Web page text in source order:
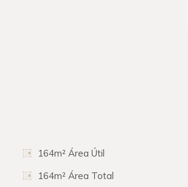
164m² Área Útil
164m² Área Total